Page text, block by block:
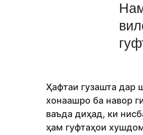
Ҳафтаи гузашта дар
хонаашро ба навор
ваъда диҳад, ки
ҳам гуфтаҳои